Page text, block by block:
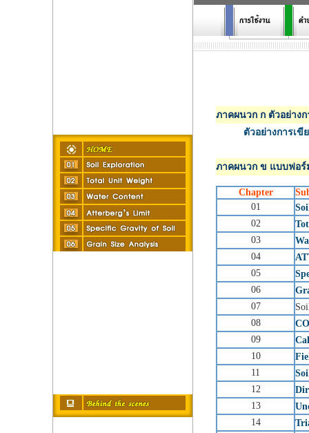
ภาคผนวก ก ตัวอย่าง
ตัวอย่างการเขี
ภาคผนวก ข แบบฟอร์
Chapter
01
02
03
04
05
06
07
08
09
10
11
12
13
14